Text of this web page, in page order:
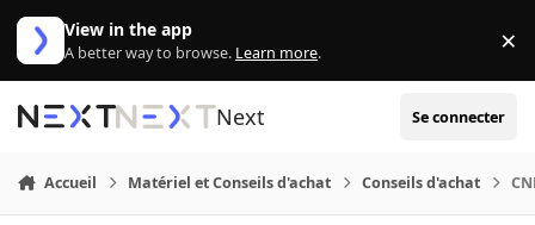
Aller au contenu
View in the app
A better way to browse. Learn more. ×
Next Se connecter
Accueil Matériel et Conseils d'achat Conseils d'achat